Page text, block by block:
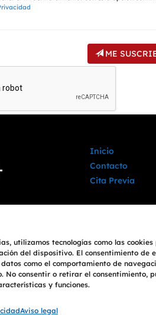
utilizamos tecnologías como las cookies
del dispositivo. El consentimiento de
como el comportamiento de
No consentir o retirar el consentimiento,
y funciones.
Aviso legal
ME
Inicio
Contacto
Cita Previa
& AudioPerfect. Franquicia de